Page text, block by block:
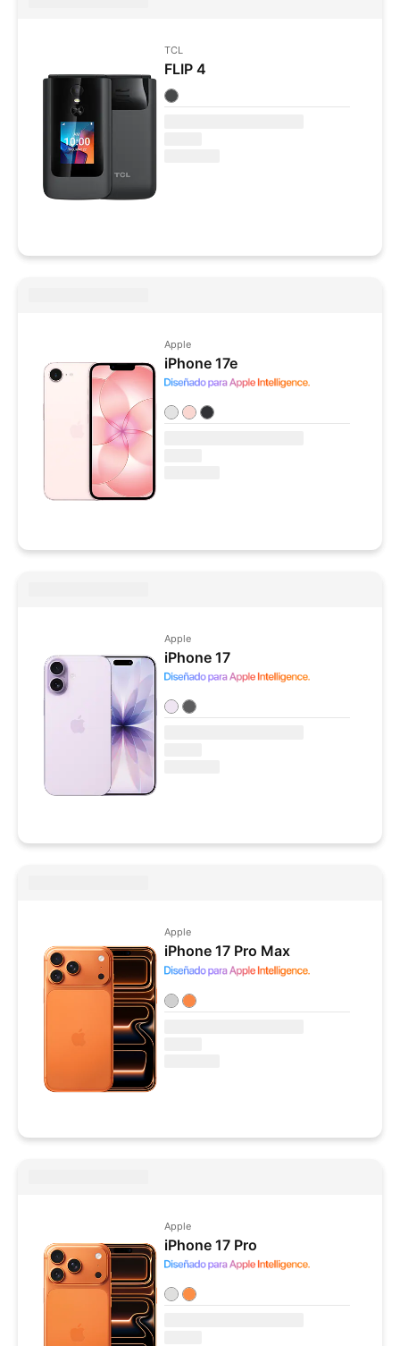
TCL
FLIP 4
Colores disponibles
Apple
iPhone 17e
Colores disponibles
Apple
iPhone 17
Colores disponibles
Apple
iPhone 17 Pro Max
Colores disponibles
Apple
iPhone 17 Pro
Colores disponibles